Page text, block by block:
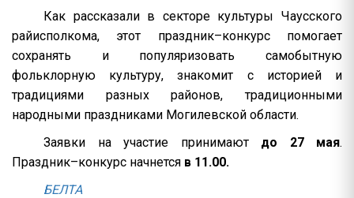
Как рассказали в секторе культуры Чаусского
райисполкома, этот праздник–конкурс помогает
сохранять и популяризовать самобытную
фольклорную культуру, знакомит с историей и
традициями разных районов, традиционными
народными праздниками Могилевской области.
Заявки на участие принимают до 27 мая.
Праздник–конкурс начнется в 11.00.
БЕЛТА